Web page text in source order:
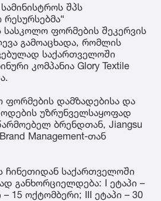
შპს
სასკოლო ფორმების შეკერვის
გამოაცხადა, რომლის
საქართველოში
კომპანია Glory Textile
ფორმების დამზადებისა და
უზრუნველსაყოფად
ბრენდთან, Jiangsu
Management-თან
ჩინეთიდან საქართველოში
განხორციელდება: I ეტაპი –
– 15 ოქტომბერი; III ეტაპი – 30